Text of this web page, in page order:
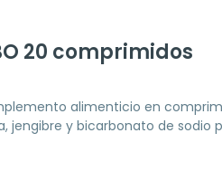
20 comprimidos
alimenticio en
jengibre y bicarbonato de sodio